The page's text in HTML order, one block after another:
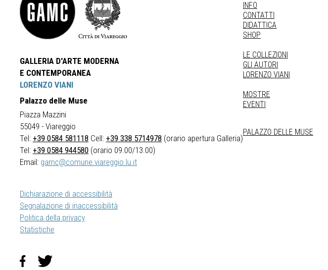
GALLERIA D'ARTE MODERNA
E CONTEMPORANEA
LORENZO VIANI
Palazzo delle Muse
Piazza Mazzini
55049 - Viareggio
Tel: +39 0584 581118 Cell: +39 338 5714978 (orario apertura Galleria)
Tel: +39 0584 944580 (orario 09.00/13.00)
Email: gamc@comune.viareggio.lu.it
Dichiarazione di accessibilità
Segnalazione di inaccessibilità
Politica della privacy
Statistiche
INFO
CONTATTI
DIDATTICA
SHOP
LE COLLEZIONI
GLI AUTORI
LORENZO VIANI
MOSTRE
EVENTI
PALAZZO DELLE MUSE